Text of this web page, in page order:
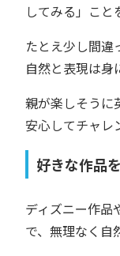
してみる」こと
たとえ少し間違
自然と表現は身
親が楽しそうに
安心してチャレ
好きな作品
ディズニー作品
で、無理なく自